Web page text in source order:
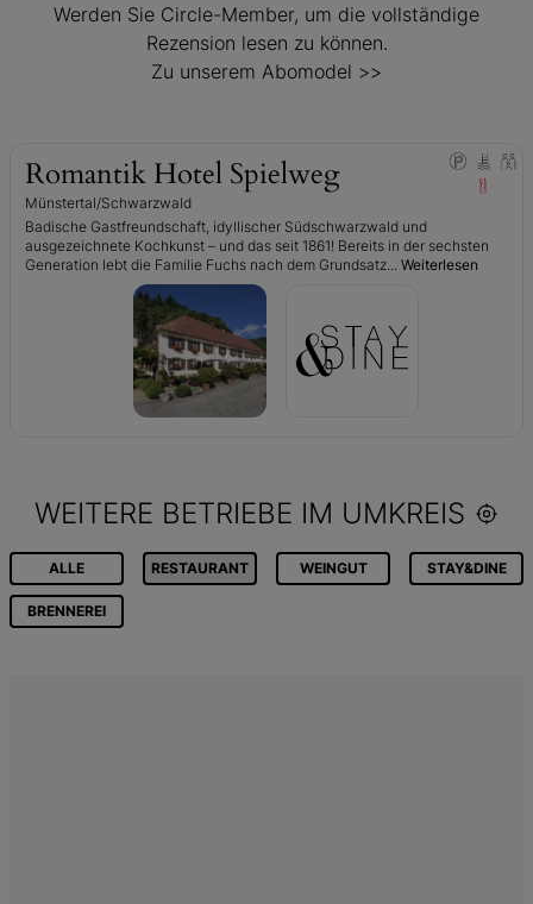
Werden Sie Circle-Member, um die vollständige
Rezension lesen zu können.
Zu unserem Abomodel >>
Romantik Hotel Spielweg
Münstertal/Schwarzwald
Badische Gastfreundschaft, idyllischer Südschwarzwald und
ausgezeichnete Kochkunst – und das seit 1861! Bereits in der sechsten
Generation lebt die Familie Fuchs nach dem Grundsatz... Weiterlesen
WEITERE BETRIEBE IM UMKREIS
ALLE RESTAURANT WEINGUT STAY&DINE
BRENNEREI